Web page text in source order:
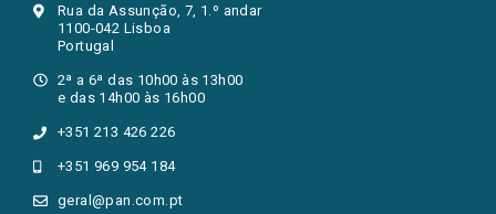
Rua da Assunção, 7, 1.º andar
1100-042 Lisboa
Portugal
2ª a 6ª das 10h00 às 13h00
e das 14h00 às 16h00
+351 213 426 226
+351 969 954 184
geral@pan.com.pt